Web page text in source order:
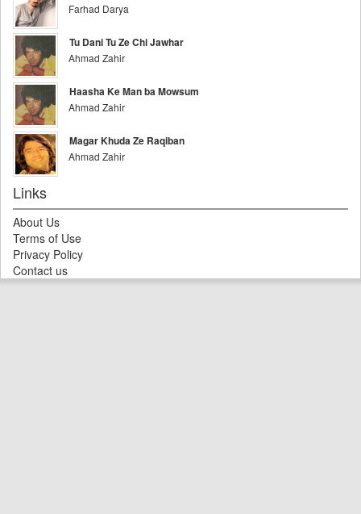
Farhad Darya
Tu Dani Tu Ze Chi Jawhar
Ahmad Zahir
Haasha Ke Man ba Mowsum
Ahmad Zahir
Magar Khuda Ze Raqiban
Ahmad Zahir
Links
About Us
Terms of Use
Privacy Policy
Contact us